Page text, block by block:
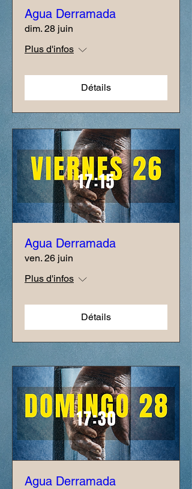
Agua Derramada
dim. 28 juin
Plus d'infos
Détails
Agua Derramada
ven. 26 juin
Plus d'infos
Détails
Agua Derramada